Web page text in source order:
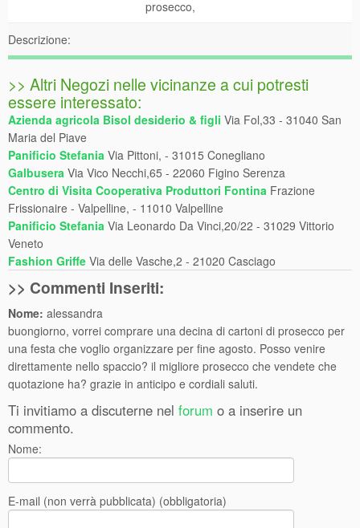
prosecco,
Descrizione:
>> Altri Negozi nelle vicinanze a cui potresti
essere interessato:
Azienda agricola Bisol desiderio & figli Via Fol,33 - 31040 San
Maria del Piave
Panificio Stefania Via Pittoni, - 31015 Conegliano
Galbusera Via Vico Necchi,65 - 22060 Figino Serenza
Centro di Visita Cooperativa Produttori Fontina Frazione
Frissionaire - Valpelline, - 11010 Valpelline
Panificio Stefania Via Leonardo Da Vinci,20/22 - 31029 Vittorio
Veneto
Fashion Griffe Via delle Vasche,2 - 21020 Casciago
>> Commenti Inseriti:
Nome: alessandra
buongiorno, vorrei comprare una decina di cartoni di prosecco per
una festa che voglio organizzare per fine agosto. Posso venire
direttamente nello spaccio? il migliore prosecco che vendete che
quotazione ha? grazie in anticipo e cordiali saluti.
Ti invitiamo a discuterne nel forum o a inserire un
commento.
Nome:
E-mail (non verrà pubblicata) (obbligatoria)